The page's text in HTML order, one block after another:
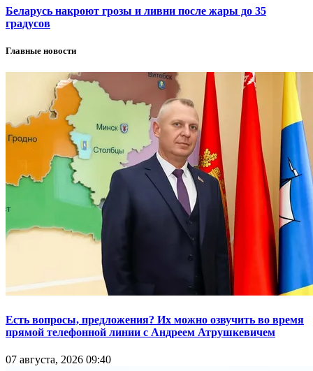
Беларусь накроют грозы и ливни после жары до 35
градусов
Главные новости
Есть вопросы, предложения? Их можно озвучить во время
прямой телефонной линии с Андреем Атрушкевичем
07 августа, 2026 09:40